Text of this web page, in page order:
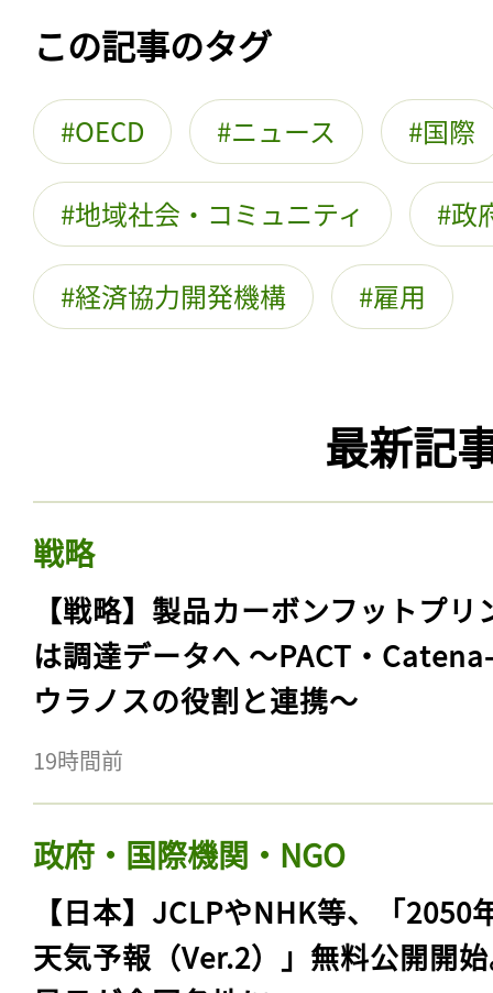
この記事のタグ
OECD ニュース 国際
地域社会・コミュニティ 政
経済協力開発機構 雇用
最新記
戦略
【戦略】製品カーボンフットプリ
は調達データへ 〜PACT・
ウラノスの役割と連携〜
19時間前
政府・国際機関・NGO
【日本】JCLPやNHK等、「2050
天気予報（Ver.2）」無料公開開